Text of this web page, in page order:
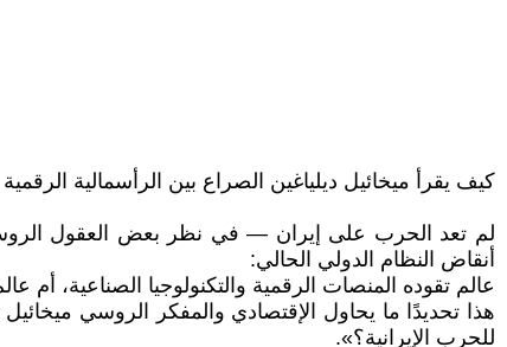
كيف يقرأ ميخائيل ديلياغين الصراع بين الرأسمالية الرقمية
لم تعد الحرب على إيران — في نظر بعض العقول
أنقاض النظام الدولي الحالي:
عالم تقوده المنصات الرقمية والتكنولوجيا الصناعية، أم
هذا تحديدًا ما يحاول الإقتصادي والمفكر الروسي
للحرب الإيرانية؟».